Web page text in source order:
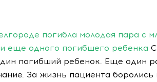
погибла молодая пара с
еще одного погибшего ребенка
погибший ребенок. Еще один
За жизнь пациента